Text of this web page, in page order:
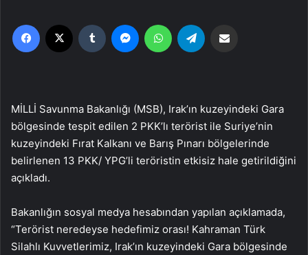
Facebook Tumblr MessengerWhatsApp
MİLLİ Savunma Bakanlığı (MSB), Irak’ın kuzeyindeki Gara
bölgesinde tespit edilen 2 PKK’lı terörist ile Suriye’nin
kuzeyindeki Fırat Kalkanı ve Barış Pınarı bölgelerinde
belirlenen 13 PKK/ YPG’li teröristin etkisiz hale getirildiğini
açıkladı.
Bakanlığın sosyal medya hesabından yapılan açıklamada,
“Terörist neredeyse hedefimiz orası! Kahraman Türk
Silahlı Kuvvetlerimiz, Irak’ın kuzeyindeki Gara bölgesinde